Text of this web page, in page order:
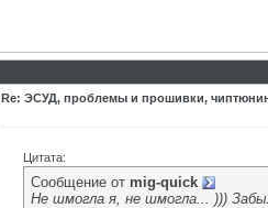
Re: ЭСУД, проблемы и прошивки,
Цитата:
Сообщение от mig-quick
Не шмогла я, не шмогла... )))